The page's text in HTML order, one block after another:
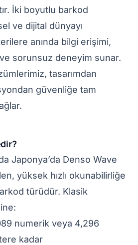
İki boyutlu barkod
ve dijital dünyayı
anında bilgi erişimi,
sorunsuz deneyim sunar.
tasarımdan
güvenliğe tam
Japonya’da Denso Wave
yüksek hızlı okunabilirliğe
türüdür. Klasik
numerik veya 4,296
kadar